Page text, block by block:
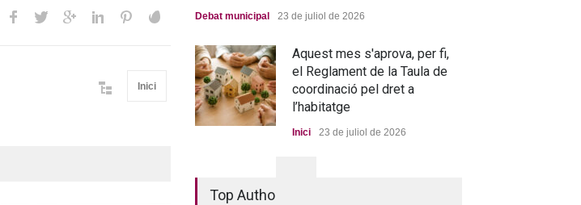
Inici
Debat municipal 23 de juliol de 2026
Aquest mes s'aprova, per fi,
el Reglament de la Taula de
coordinació pel dret a
l’habitatge
Inici 23 de juliol de 2026
Top Authors